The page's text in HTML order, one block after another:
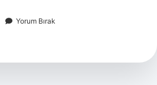
Yorum Bırak